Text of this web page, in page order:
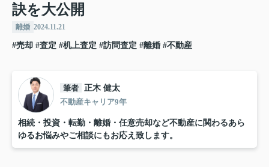
訣を大公開
離婚 2024.11.21
#売却 #査定 #机上査定 #訪問査定 #離婚 #不動産
筆者 正木 健太
不動産キャリア9年
相続・投資・転勤・離婚・任意売却など不動産に関わるあら
ゆるお悩みやご相談にもお応え致します。